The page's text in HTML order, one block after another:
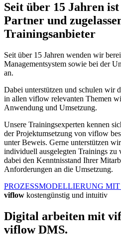
Seit über 15 Jahren
Partner und
Trainingsanbieter
Seit über 15 Jahren wenden wir
Managementsystem sowie bei der
an.
Dabei unterstützen und schulen wir
in allen viflow relevanten Themen
Anwendung und Umsetzung.
Unsere Trainingsexperten kennen
der Projektumsetzung von viflow
unter Beweis. Gerne unterstützen
individuell ausgelegten Trainings
dabei den Kenntnisstand Ihrer
Anforderungen an die Umsetzung.
PROZESSMODELLIERUNG
viflow kostengünstig und intuitiv
Digital arbeiten mit
viflow DMS.